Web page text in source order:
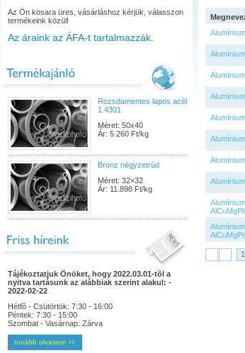
Az Ön kosara üres, vásárláshoz kérjük, válasszon
termékeink közül!
Az áraink az ÁFA-t tartalmazzák.
Rozsdamentes lapos acél
1.4301
Méret: 50x40
Ár: 5.260 Ft/kg
Bronz négyzetrúd
Méret: 32×32
Ár: 11.898 Ft/kg
Tájékoztatjuk Önöket, hogy 2022.03.01-tõl a
nyitva tartásunk az alábbiak szerint alakul: -
2022-02-22
Hétfõ - Csütörtök: 7:30 - 16:00
Péntek: 7:30 - 15:00
Szombat - Vasárnap: Zárva
tovább olvasom >>
1